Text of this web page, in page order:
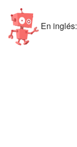
En inglés: